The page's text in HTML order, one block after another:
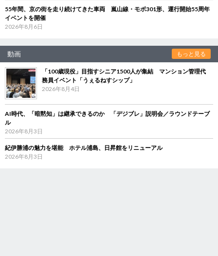
55年間、京の街を走り続けてきた車両 嵐山線・モボ301形、運行開始55周年
イベントを開催
2026年8月6日
動画 もっと見る
「100歳現役」目指すシニア1500人が集結 マンション管理代
務員イベント「うぇるねすシップ」
2026年8月4日
AI時代、「暗黙知」は継承できるのか 「デジブレ」説明会／ラウンドテーブ
ル
2026年8月3日
紀伊勝浦の魅力を堪能 ホテル浦島、日昇館をリニューアル
2026年8月3日